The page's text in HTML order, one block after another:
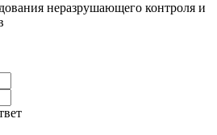
неразрушающего контроля и